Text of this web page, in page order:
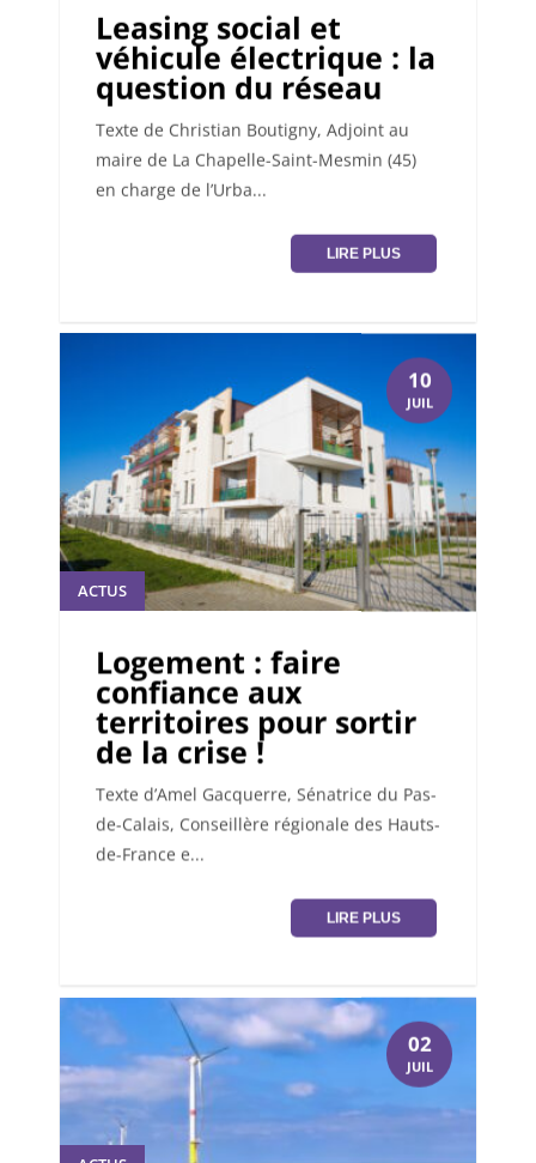
Leasing social et
véhicule électrique : la
question du réseau
Texte de Christian Boutigny, Adjoint au
maire de La Chapelle-Saint-Mesmin (45)
en charge de l’Urba...
LIRE PLUS
10
JUIL
ACTUS
Logement : faire
confiance aux
territoires pour sortir
de la crise !
Texte d’Amel Gacquerre, Sénatrice du Pas-
de-Calais, Conseillère régionale des Hauts-
de-France e...
LIRE PLUS
02
JUIL